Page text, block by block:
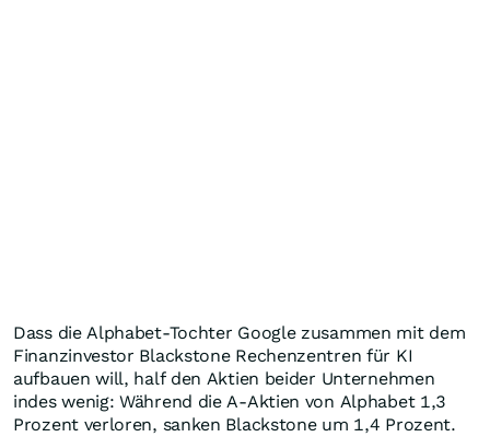
Dass die Alphabet-Tochter Google zusammen mit dem
Finanzinvestor Blackstone Rechenzentren für KI
aufbauen will, half den Aktien beider Unternehmen
indes wenig: Während die A-Aktien von Alphabet 1,3
Prozent verloren, sanken Blackstone um 1,4 Prozent.